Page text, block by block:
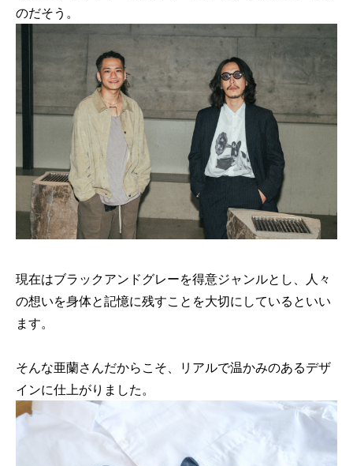
のだそう。
現在はブラックアンドグレーを得意ジャンルとし、人々
の想いを身体と記憶に残すことを大切にしているといい
ます。
そんな亜蘭さんだからこそ、リアルで温かみのあるデザ
インに仕上がりました。